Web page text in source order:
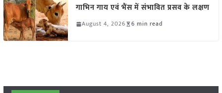
गाभिन गाय एवं भैंस में संभावित प्रसव के लक्षण
August 4, 2026 6 min read